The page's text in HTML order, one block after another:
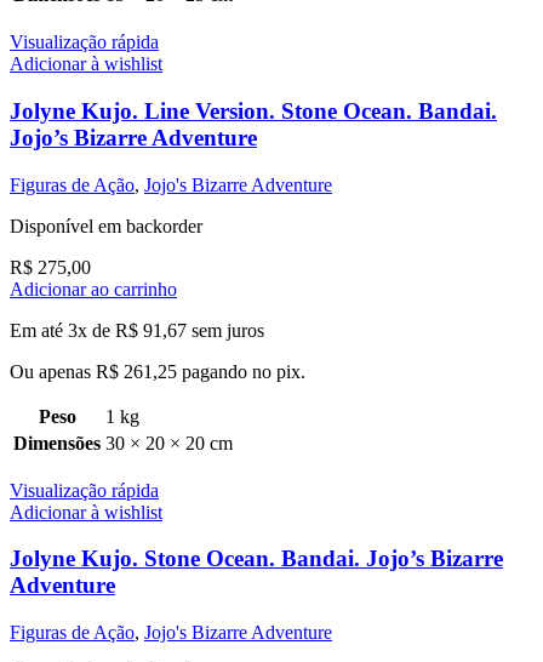
Visualização rápida
Adicionar à wishlist
Jolyne Kujo. Line Version. Stone Ocean. Bandai.
Jojo’s Bizarre Adventure
Figuras de Ação, Jojo's Bizarre Adventure
Disponível em backorder
R$ 275,00
Adicionar ao carrinho
Em até 3x de R$ 91,67 sem juros
Ou apenas R$ 261,25 pagando no pix.
Peso
1 kg
Dimensões 30 × 20 × 20 cm
Visualização rápida
Adicionar à wishlist
Jolyne Kujo. Stone Ocean. Bandai. Jojo’s Bizarre
Adventure
Figuras de Ação, Jojo's Bizarre Adventure